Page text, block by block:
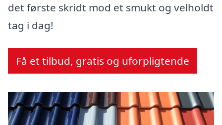
det første skridt mod et smukt og velholdt
tag i dag!
Få et tilbud, gratis og uforpligtende